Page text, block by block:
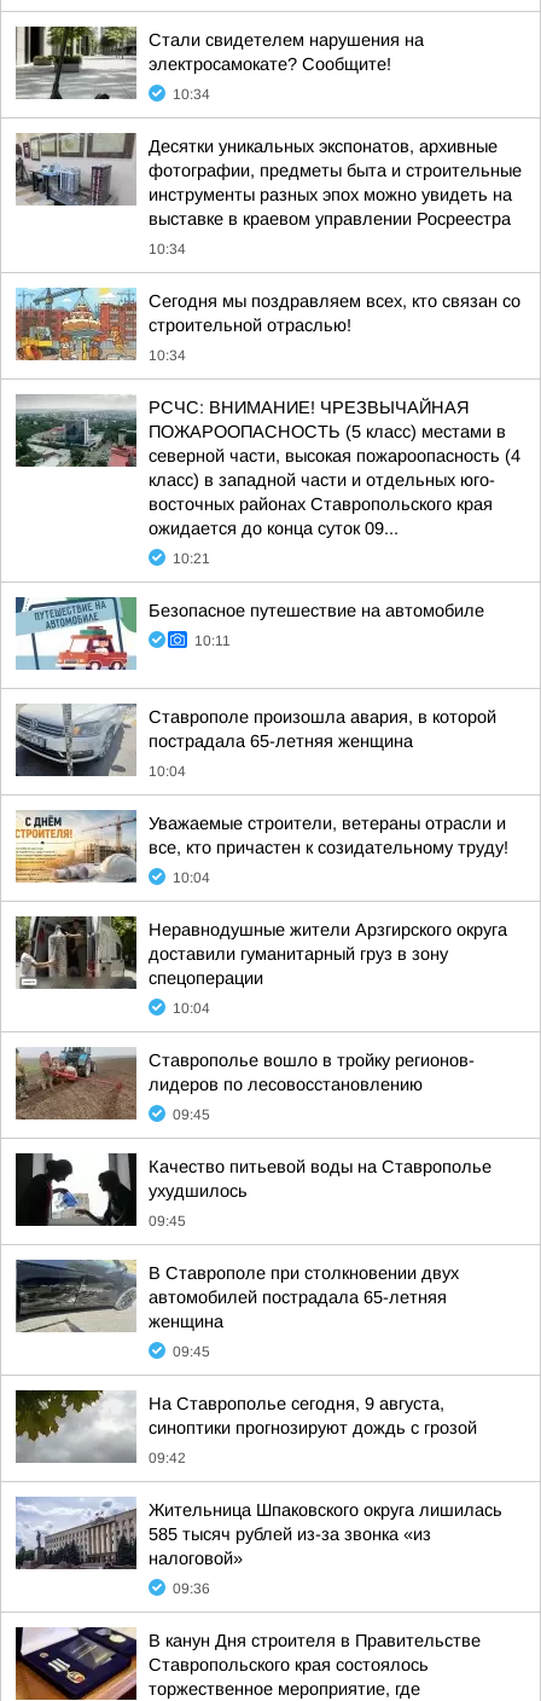
Стали свидетелем нарушения на
электросамокате? Сообщите!
10:34
Десятки уникальных экспонатов, архивные
фотографии, предметы быта и строительные
инструменты разных эпох можно увидеть на
выставке в краевом управлении Росреестра
10:34
Сегодня мы поздравляем всех, кто связан со
строительной отраслью!
10:34
РСЧС: ВНИМАНИЕ! ЧРЕЗВЫЧАЙНАЯ
ПОЖАРООПАСНОСТЬ (5 класс) местами в
северной части, высокая пожароопасность (4
класс) в западной части и отдельных юго-
восточных районах Ставропольского края
ожидается до конца суток 09...
10:21
Безопасное путешествие на автомобиле
10:11
Ставрополе произошла авария, в которой
пострадала 65-летняя женщина
10:04
Уважаемые строители, ветераны отрасли и
все, кто причастен к созидательному труду!
10:04
Неравнодушные жители Арзгирского округа
доставили гуманитарный груз в зону
спецоперации
10:04
Ставрополье вошло в тройку регионов-
лидеров по лесовосстановлению
09:45
Качество питьевой воды на Ставрополье
ухудшилось
09:45
В Ставрополе при столкновении двух
автомобилей пострадала 65-летняя
женщина
09:45
На Ставрополье сегодня, 9 августа,
синоптики прогнозируют дождь с грозой
09:42
Жительница Шпаковского округа лишилась
585 тысяч рублей из-за звонка «из
налоговой»
09:36
В канун Дня строителя в Правительстве
Ставропольского края состоялось
торжественное мероприятие, где